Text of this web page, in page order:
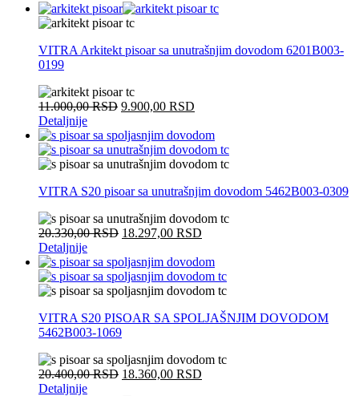
VITRA Arkitekt pisoar sa unutrašnjim dovodom 6201B003-
0199
11.000,00RSD 9.900,00 RSD
Detaljnije
VITRA S20 pisoar sa unutrašnjim dovodom 5462B003-0309
20.330,00RSD 18.297,00 RSD
Detaljnije
VITRA S20 PISOAR SA SPOLJAŠNJIM DOVODOM
5462B003-1069
20.400,00RSD 18.360,00 RSD
Detaljnije